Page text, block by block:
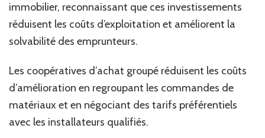
immobilier, reconnaissant que ces investissements
réduisent les coûts d’exploitation et améliorent la
solvabilité des emprunteurs.
Les coopératives d’achat groupé réduisent les coûts
d’amélioration en regroupant les commandes de
matériaux et en négociant des tarifs préférentiels
avec les installateurs qualifiés.